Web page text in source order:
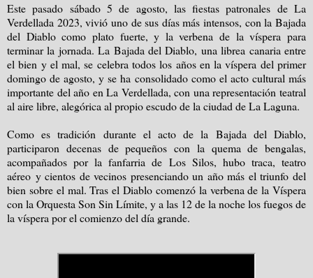
Este pasado sábado 5 de agosto, las fiestas patronales de La
Verdellada 2023, vivió uno de sus días más intensos, con la Bajada
del Diablo como plato fuerte, y la verbena de la víspera para
terminar la jornada. La Bajada del Diablo, una librea canaria entre
el bien y el mal, se celebra todos los años en la víspera del primer
domingo de agosto, y se ha consolidado como el acto cultural más
importante del año en La Verdellada, con una representación teatral
al aire libre, alegórica al propio escudo de la ciudad de La Laguna.
Como es tradición durante el acto de la Bajada del Diablo,
participaron decenas de pequeños con la quema de bengalas,
acompañados por la fanfarria de Los Silos, hubo traca, teatro
aéreo y cientos de vecinos presenciando un año más el triunfo del
bien sobre el mal. Tras el Diablo comenzó la verbena de la Víspera
con la Orquesta Son Sin Límite, y a las 12 de la noche los fuegos de
la víspera por el comienzo del día grande.